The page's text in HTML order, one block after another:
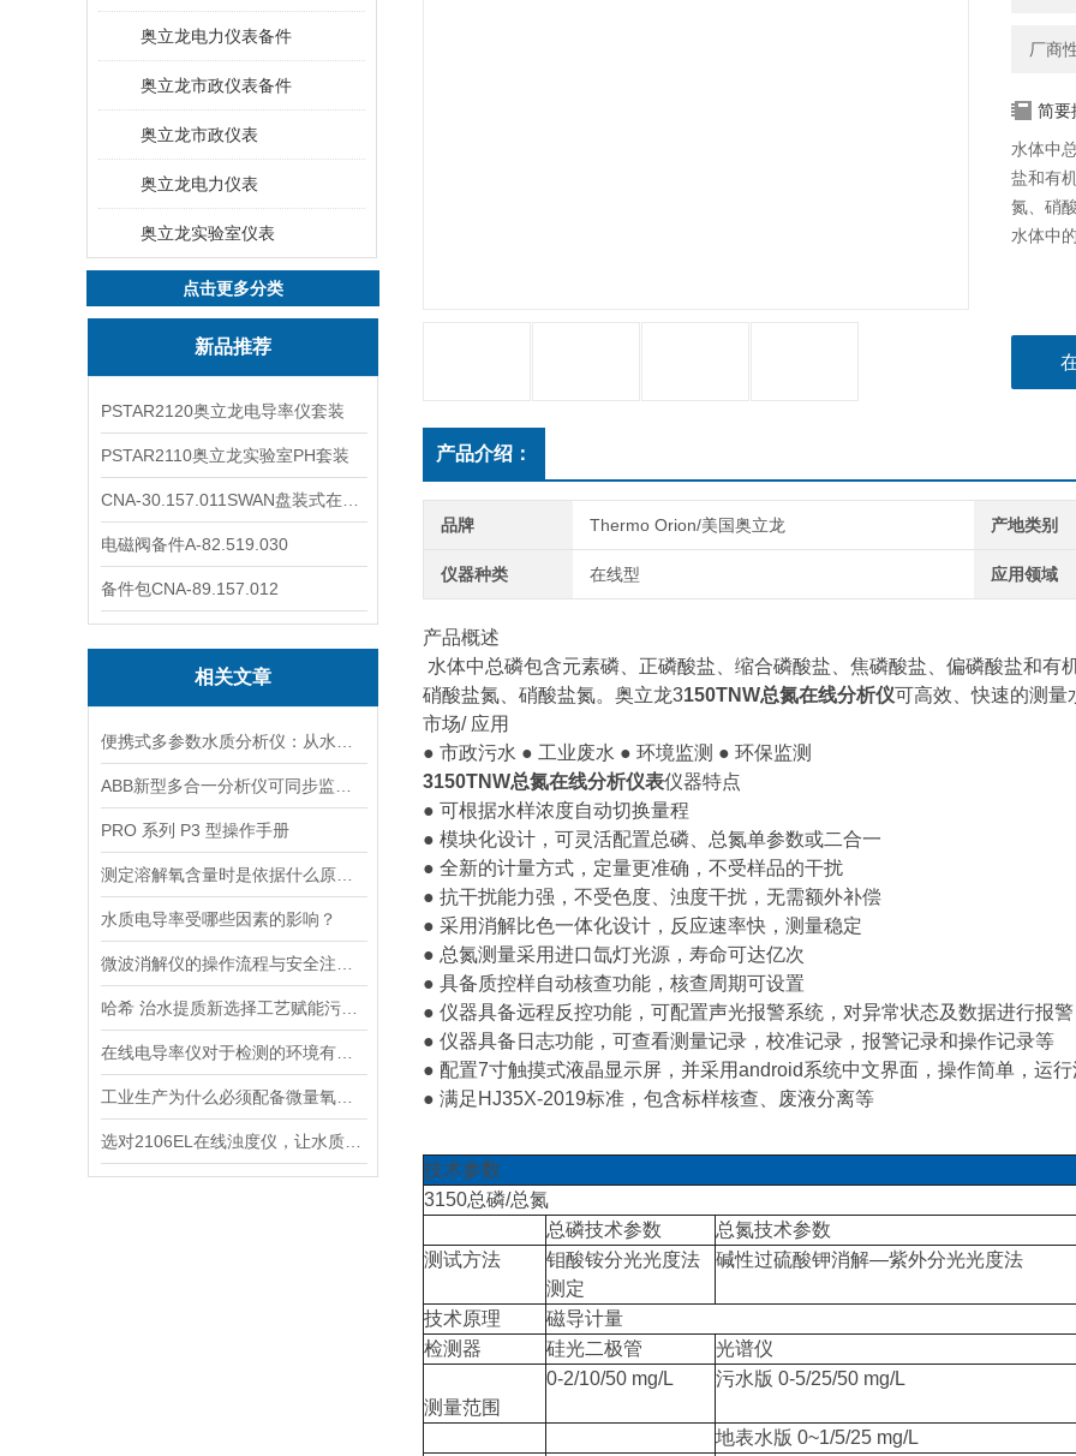
奥立龙电力仪表备件
奥立龙市政仪表备件
奥立龙市政仪表
奥立龙电力仪表
奥立龙实验室仪表
点击更多分类
新品推荐
PSTAR2120奥立龙电导率仪套装
PSTAR2110奥立龙实验室PH套装
电磁阀备件A-82.519.030
备件包CNA-89.157.012
相关文章
PRO 系列 P3 型操作手册
水质电导率受哪些因素的影响？
厂商
简要
水体中
盐和有
氮、硝
水体中
产品介绍：
品牌 Thermo Orion/美国奥立龙 产地类别
仪器种类 在线型 应用领域
产品概述
水体中总磷包含元素磷、正磷酸盐、缩合磷酸盐、焦磷酸盐、偏磷酸盐和
硝酸盐氮、硝酸盐氮。奥立龙3150TNW总氮在线分析仪可高效、快速的测量
市场/ 应用
● 市政污水 ● 工业废水 ● 环境监测 ● 环保监测
3150TNW总氮在线分析仪表仪器特点
● 可根据水样浓度自动切换量程
● 模块化设计，可灵活配置总磷、总氮单参数或二合一
● 全新的计量方式，定量更准确，不受样品的干扰
● 抗干扰能力强，不受色度、浊度干扰，无需额外补偿
● 采用消解比色一体化设计，反应速率快，测量稳定
● 总氮测量采用进口氙灯光源，寿命可达亿次
● 具备质控样自动核查功能，核查周期可设置
● 仪器具备远程反控功能，可配置声光报警系统，对异常状态及数据进行报警
● 仪器具备日志功能，可查看测量记录，校准记录，报警记录和操作记录等
● 配置7寸触摸式液晶显示屏，并采用android系统中文界面，操作简单，运
● 满足HJ35X-2019标准，包含标样核查、废液分离等
技术参数
3150总磷/总氮
总磷技术参数
总氮技术参数
测试方法
钼酸铵分光光度法
测定
碱性过硫酸钾消解—紫外分光光度法
技术原理
磁导计量
检测器
硅光二极管 光谱仪
测量范围
0-2/10/50 mg/L 污水版 0-5/25/50 mg/L
地表水版 0~1/5/25 mg/L